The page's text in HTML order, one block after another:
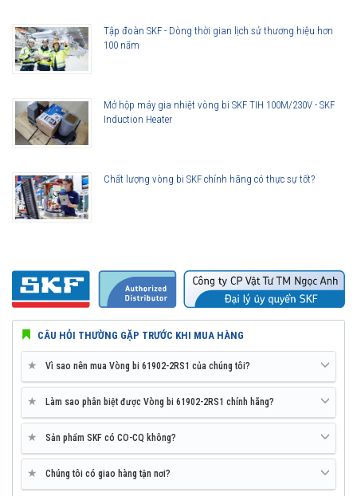
Vòng bi SKF 61902-2RS1 thế hệ Explorer được nâng lên cao hơn so
nhiệt độ của vòng bi SKF Explorer thấp hơn rất nhiều. Tính năng này
làm giảm nhu cầu sử dụng mỡ bôi trơn và giảm tiêu hao năng lượng
nhiều so với các hãng vòng bi khác trên thị trường, điều này đã được
hàng triệu khách hàng khắp nơi trên toàn thế giới kiểm chứng.
Tập đoàn SKF - Dòng thời gian lịch sử thương hiệu hơn
100 năm
Mở hộp máy gia nhiệt vòng bi SKF TIH 100M/230V - SKF
Induction Heater
Chất lượng vòng bi SKF chính hãng có thực sự tốt?
CÂU HỎI THƯỜNG GẶP TRƯỚC KHI MUA HÀNG
★ Vì sao nên mua Vòng bi 61902-2RS1 của chúng tôi?
★ Làm sao phân biệt được Vòng bi 61902-2RS1 chính hãng?
★ Sản phẩm SKF có CO-CQ không?
★ Chúng tôi có giao hàng tận nơi?